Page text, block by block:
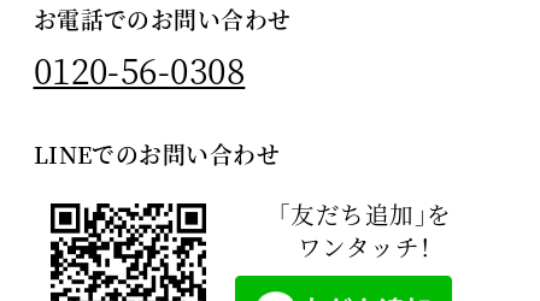
お電話でのお問い合わせ
0120-56-0308
LINEでのお問い合わせ
「友だち追加」を
ワンタッチ！